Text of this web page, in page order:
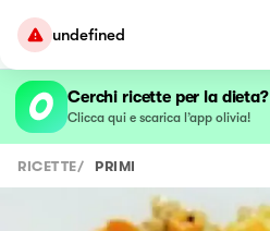
undefined
Cerchi ricette per la dieta?
Clicca qui e scarica l’app olivia!
RICETTE/ PRIMI